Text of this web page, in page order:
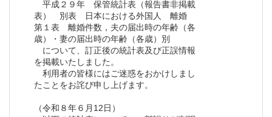
平成２９年 保管統計表（報告書非掲載
表） 別表 日本における外国人 離婚
第１表 離婚件数，夫の届出時の年齢（各
歳）・妻の届出時の年齢（各歳）別
について、訂正後の統計表及び正誤情報
を掲載いたしました。
利用者の皆様にはご迷惑をおかけしまし
たことをお詫び申し上げます。
（令和８年６月12日）